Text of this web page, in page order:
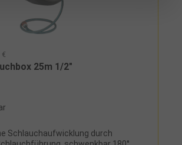
€
25m 1/2"
Schlauchaufwicklung durch